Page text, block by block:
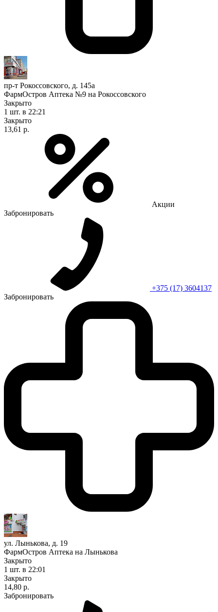
пр-т Рокоссовского, д. 145а
ФармОстров Аптека №9 на Рокоссовского
Закрыто
1 шт. в 22:21
Закрыто
13,61 р.
Акции
Забронировать
+375 (17) 3604137
Забронировать
ул. Лынькова, д. 19
ФармОстров Аптека на Лынькова
Закрыто
1 шт. в 22:01
Закрыто
14,80 р.
Забронировать